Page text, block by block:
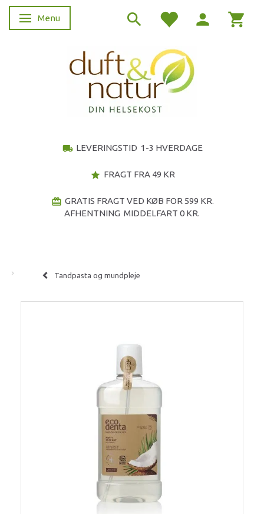
Skifte navigation
Menu
local_shipping LEVERINGSTID 1-3 HVERDAGE
star FRAGT FRA 49 KR
redeem GRATIS FRAGT VED KØB FOR 599 KR.
AFHENTNING MIDDELFART 0 KR.
Tandpasta og mundpleje